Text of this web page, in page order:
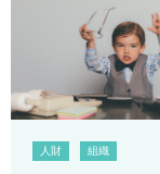
人財 組織